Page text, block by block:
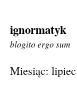
Skip
to
ignormatyk
blogito ergo sum
Miesiąc: